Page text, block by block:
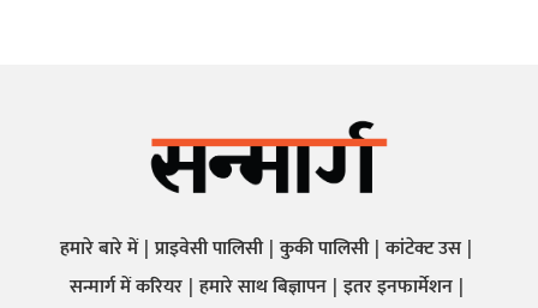
हमारे बारे में प्राइवेसी पालिसी कुकी पालिसी कांटेक्ट उस
सन्मार्ग में करियर हमारे साथ बिज्ञापन इतर इनफार्मेशन